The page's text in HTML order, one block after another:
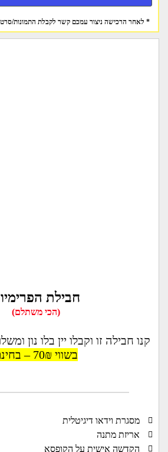
* לאחר הרכישה ניצור עמכם קשר לקבלת התמונות/
חבילת
(הכי משתלם)
קנו חבילה זו וקבלו יין בלו נון
בשווי 70₪ – בחינם
מסגרת וידאו דיגיטלית
אריזת מתנה
הקדשה אישית על הקופסא